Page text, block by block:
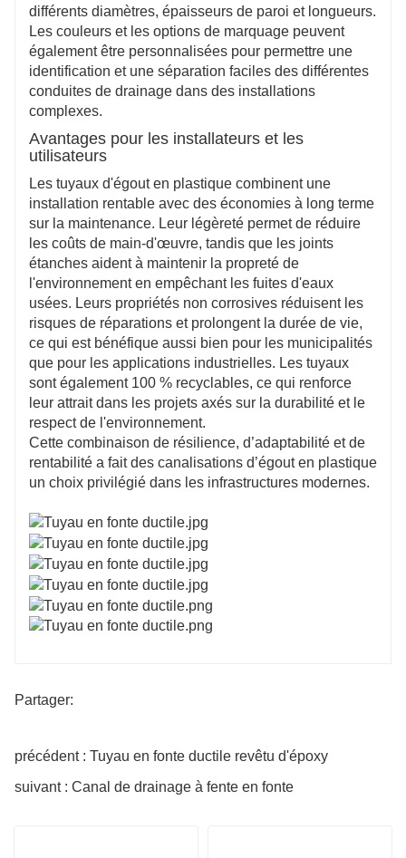
différents diamètres, épaisseurs de paroi et longueurs.
Les couleurs et les options de marquage peuvent
également être personnalisées pour permettre une
identification et une séparation faciles des différentes
conduites de drainage dans des installations
complexes.
Avantages pour les installateurs et les
utilisateurs
Les tuyaux d'égout en plastique combinent une
installation rentable avec des économies à long terme
sur la maintenance. Leur légèreté permet de réduire
les coûts de main-d'œuvre, tandis que les joints
étanches aident à maintenir la propreté de
l'environnement en empêchant les fuites d'eaux
usées. Leurs propriétés non corrosives réduisent les
risques de réparations et prolongent la durée de vie,
ce qui est bénéfique aussi bien pour les municipalités
que pour les applications industrielles. Les tuyaux
sont également 100 % recyclables, ce qui renforce
leur attrait dans les projets axés sur la durabilité et le
respect de l'environnement.
Cette combinaison de résilience, d’adaptabilité et de
rentabilité a fait des canalisations d’égout en plastique
un choix privilégié dans les infrastructures modernes.
Partager:
précédent : Tuyau en fonte ductile revêtu d'époxy
suivant : Canal de drainage à fente en fonte